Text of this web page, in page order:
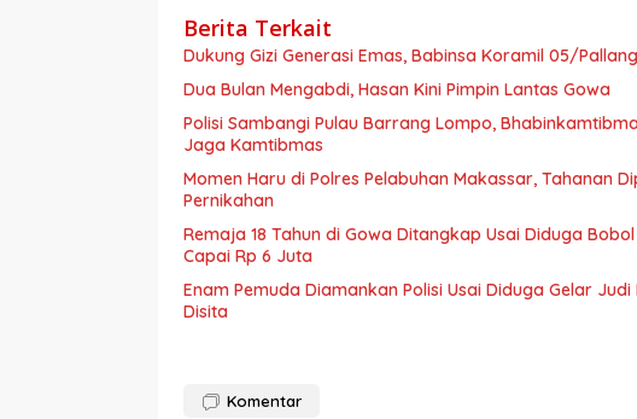
Berita Terkait
Dukung Gizi Generasi Emas, Babinsa Koramil 05/
Dua Bulan Mengabdi, Hasan Kini Pimpin Lantas Gowa
Polisi Sambangi Pulau Barrang Lompo,
Jaga Kamtibmas
Momen Haru di Polres Pelabuhan Makassar, Tahanan
Pernikahan
Remaja 18 Tahun di Gowa Ditangkap Usai Diduga
Capai Rp 6 Juta
Enam Pemuda Diamankan Polisi Usai Diduga Gelar
Disita
Komentar